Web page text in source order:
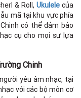
& Roll, Ukulelecủa
mã tại khu vực phía
có thể đảm bảo
cụ cho mọi sự lựa
Chinh
yêu âm nhạc, tại
với các bộ môn cơ